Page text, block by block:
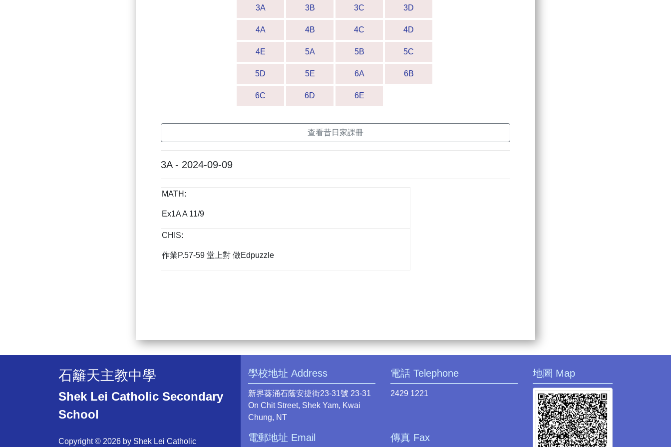
3A 3B 3C 3D
4A 4B 4C 4D
4E 5A 5B 5C
5D 5E 6A 6B
6C 6D 6E
查看昔日家課冊
3A - 2024-09-09
MATH:
Ex1A A 11/9
CHIS:
作業P.57-59 堂上對 做Edpuzzle
石籬天主教中學
Shek Lei Catholic Secondary
School
Copyright © 2026 by Shek Lei Catholic
學校地址 Address
新界葵涌石蔭安捷街23-31號 23-31
On Chit Street, Shek Yam, Kwai
Chung, NT
電話 Telephone
2429 1221
電郵地址 Email 傳真 Fax
地圖 Map